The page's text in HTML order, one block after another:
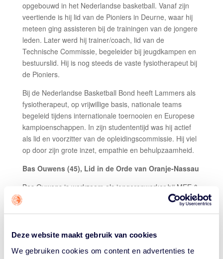
Deze website maakt gebruik van cookies
We gebruiken cookies om content en advertenties te
opgebouwd in het Nederlandse basketball. Vanaf zijn
veertiende is hij lid van de Pioniers in Deurne, waar hij
meteen ging assisteren bij de trainingen van de jongere
leden. Later werd hij trainer/coach, lid van de
Technische Commissie, begeleider bij jeugdkampen en
bestuurslid. Hij is nog steeds de vaste fysiotherapeut bij
de Pioniers.
Bij de Nederlandse Basketball Bond heeft Lammers als
fysiotherapeut, op vrijwillige basis, nationale teams
begeleid tijdens internationale toernooien en Europese
kampioenschappen. In zijn studententijd was hij actief
als lid en voorzitter van de opleidingscommissie. Hij viel
op door zijn grote inzet, empathie en behulpzaamheid.
Bas Ouwens (45), Lid in de Orde van Oranje-Nassau
Bas Ouwens is werkzaam als jongerenwerker bij MEE &
de Wering in Den Helder. Daarnaast is hij sinds 1992
met 2015 was hij vrijwilliger bij Stichting Last Minute
de programmering en stuurde hij andere vrijwilligers